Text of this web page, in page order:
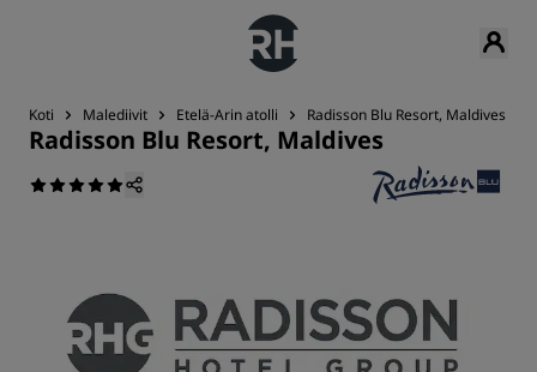
Koti Malediivit Etelä-Arin atolli Radisson Blu Resort, Maldives
Radisson Blu Resort, Maldives